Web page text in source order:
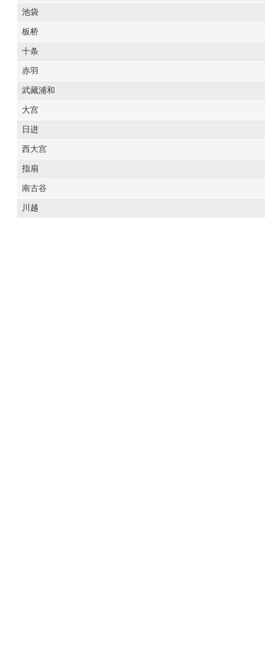
池袋
板桥
十条
赤羽
武藏浦和
大宫
日进
西大宫
指扇
南古谷
川越